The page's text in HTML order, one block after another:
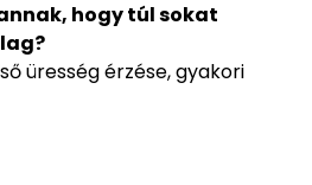
hogy túl sokat
üresség érzése, gyakori